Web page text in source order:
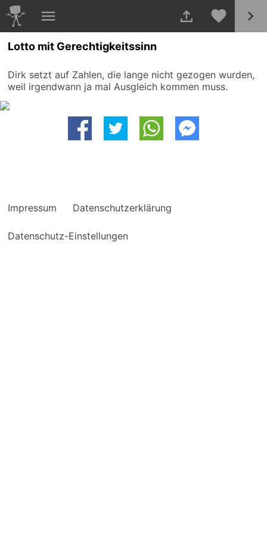
Lotto mit Gerechtigkeitssinn
Dirk setzt auf Zahlen, die lange nicht gezogen wurden,
weil irgendwann ja mal Ausgleich kommen muss.
Impressum Datenschutzerklärung
Datenschutz-Einstellungen